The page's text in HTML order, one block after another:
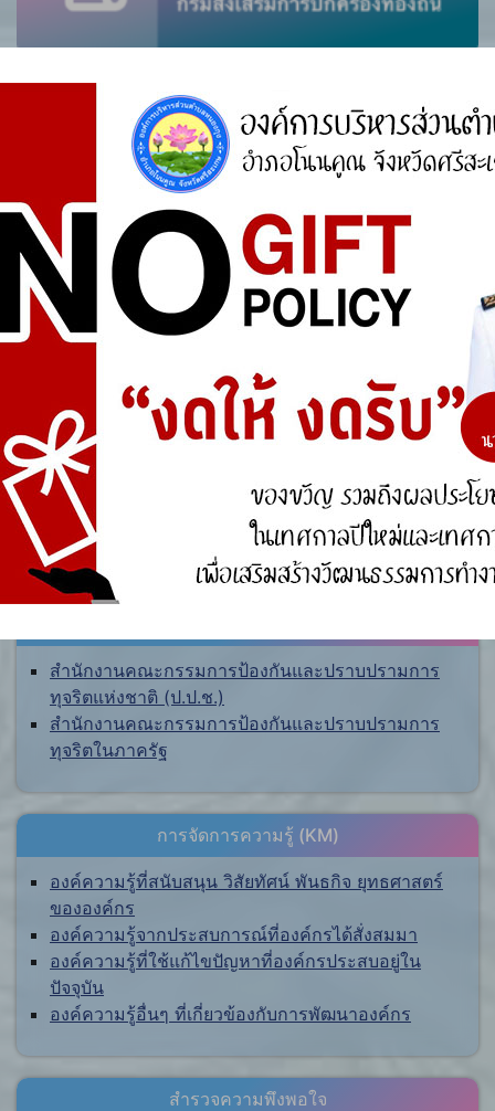
สำนักงานคณะกรรมการป้องกันและปราบปรามการ
ทุจริตแห่งชาติ (ป.ป.ช.)
สำนักงานคณะกรรมการป้องกันและปราบปรามการ
ทุจริตในภาครัฐ
การจัดการความรู้ (KM)
องค์ความรู้ที่สนับสนุน วิสัยทัศน์ พันธกิจ ยุทธศาสตร์
ขององค์กร
องค์ความรู้จากประสบการณ์ที่องค์กรได้สั่งสมมา
องค์ความรู้ที่ใช้แก้ไขปัญหาที่องค์กรประสบอยู่ใน
ปัจจุบัน
องค์ความรู้อื่นๆ ที่เกี่ยวข้องกับการพัฒนาองค์กร
สำรวจความพึงพอใจ